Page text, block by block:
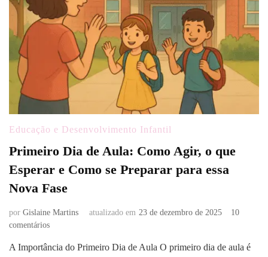
Educação e Desenvolvimento Infantil
Primeiro Dia de Aula: Como Agir, o que
Esperar e Como se Preparar para essa
Nova Fase
por Gislaine Martins atualizado em 23 de dezembro de 2025
10
comentáriosem
Dia
A Importância do Primeiro Dia de Aula O primeiro dia de aula é